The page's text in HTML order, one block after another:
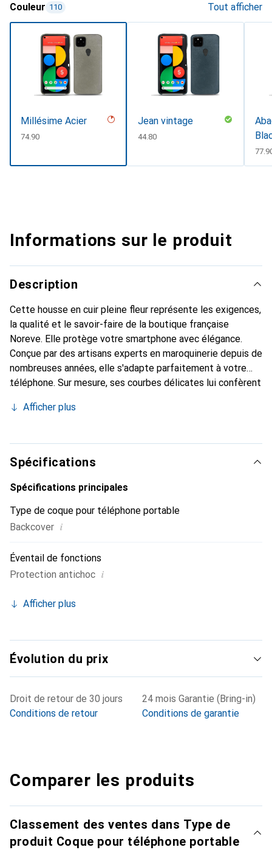
Couleur 110 Tout afficher
Millésime Acier
CHF
74.90
Jean vintage
CHF
44.80
CHF
Informations sur le produit
Description
Cette housse en cuir pleine fleur représente les exigences,
la qualité et le savoir-faire de la boutique française
Noreve. Elle protège votre smartphone avec élégance.
Conçue par des artisans experts en maroquinerie depuis de
nombreuses années, elle s'adapte parfaitement à votre
téléphone. Sur mesure, ses courbes délicates lui confèrent
et indispensable pour votre smartphone. Reconnaître
marque Noreve est un choix sûr pour une clientèle
exigeante.
Afficher plus
Spécifications
Spécifications principales
Type de coque pour téléphone portable
Backcover i
Éventail de fonctions
Protection antichoc i
Afficher plus
Évolution du prix
Droit de retour de 30 jours
Conditions de retour
24 mois Garantie (Bring-in)
Conditions de garantie
Comparer les produits
Classement des ventes dans Type de
produit Coque pour téléphone portable